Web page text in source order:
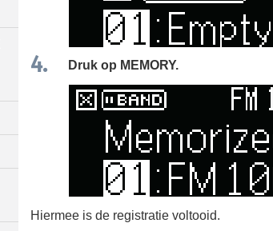
Druk op MEMORY.
Hiermee is de registratie voltooid.